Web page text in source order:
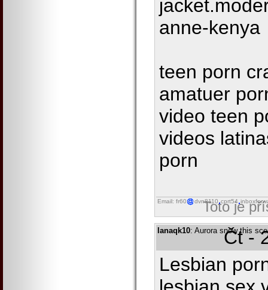
anne-kenya
teen porn
amatuer
video teen
videos
porn
Email: fr60 dvn8110 cprt54
Toto je
lanaqk10: Aurora snow this
Čt -
Lesbian